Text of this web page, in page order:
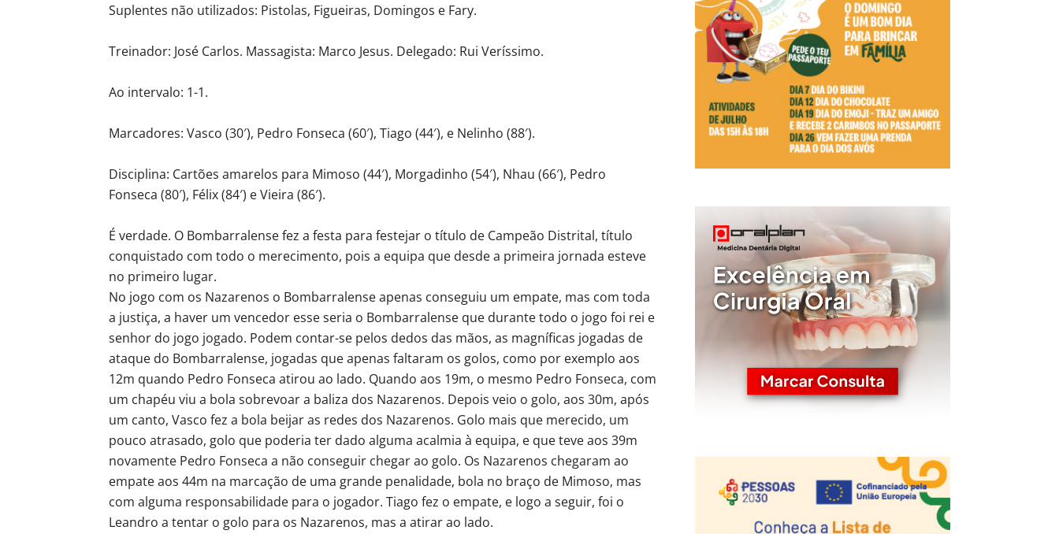
Suplentes não utilizados: Pistolas, Figueiras, Domingos e Fary.
Treinador: José Carlos. Massagista: Marco Jesus. Delegado: Rui Veríssimo.
Ao intervalo: 1-1.
Marcadores: Vasco (30′), Pedro Fonseca (60′), Tiago (44′), e Nelinho (88′).
Disciplina: Cartões amarelos para Mimoso (44′), Morgadinho (54′), Nhau (66′), Pedro
Fonseca (80′), Félix (84′) e Vieira (86′).
É verdade. O Bombarralense fez a festa para festejar o título de Campeão Distrital, título
conquistado com todo o merecimento, pois a equipa que desde a primeira jornada esteve
no primeiro lugar.
No jogo com os Nazarenos o Bombarralense apenas conseguiu um empate, mas com toda
a justiça, a haver um vencedor esse seria o Bombarralense que durante todo o jogo foi rei e
senhor do jogo jogado. Podem contar-se pelos dedos das mãos, as magníficas jogadas de
ataque do Bombarralense, jogadas que apenas faltaram os golos, como por exemplo aos
12m quando Pedro Fonseca atirou ao lado. Quando aos 19m, o mesmo Pedro Fonseca, com
um chapéu viu a bola sobrevoar a baliza dos Nazarenos. Depois veio o golo, aos 30m, após
um canto, Vasco fez a bola beijar as redes dos Nazarenos. Golo mais que merecido, um
pouco atrasado, golo que poderia ter dado alguma acalmia à equipa, e que teve aos 39m
novamente Pedro Fonseca a não conseguir chegar ao golo. Os Nazarenos chegaram ao
empate aos 44m na marcação de uma grande penalidade, bola no braço de Mimoso, mas
com alguma responsabilidade para o jogador. Tiago fez o empate, e logo a seguir, foi o
Leandro a tentar o golo para os Nazarenos, mas a atirar ao lado.